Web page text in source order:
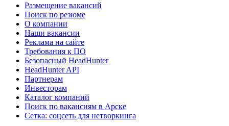
Размещение вакансий
Поиск по резюме
О компании
Наши вакансии
Реклама на сайте
Требования к ПО
Безопасный HeadHunter
HeadHunter API
Партнерам
Инвесторам
Каталог компаний
Поиск по вакансиям в Арске
Сетка: соцсеть для нетворкинга